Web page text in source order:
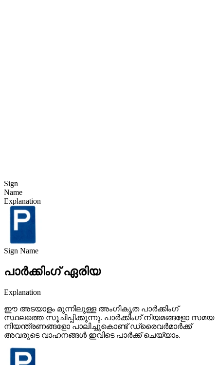
Sign
Name
Explanation
Sign Name
പാർക്കിംഗ് ഏരിയ
Explanation
ഈ അടയാളം മുന്നിലുള്ള അംഗീകൃത പാർക്കിംഗ്
സ്ഥലത്തെ സൂചിപ്പിക്കുന്നു. പാർക്കിംഗ് നിയമങ്ങളോ സമയ
നിയന്ത്രണങ്ങളോ പാലിച്ചുകൊണ്ട് ഡ്രൈവർമാർക്ക്
അവരുടെ വാഹനങ്ങൾ ഇവിടെ പാർക്ക് ചെയ്യാം.